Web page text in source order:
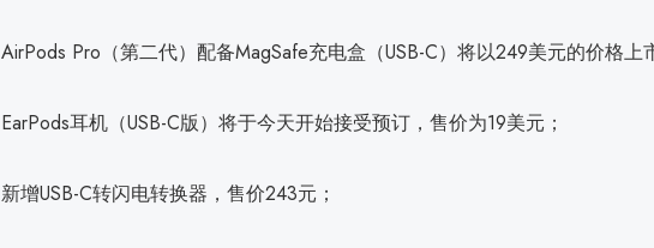
AirPods Pro（第二代）配备MagSafe充电盒（USB-C）将以249美元的价格上
EarPods耳机（USB-C版）将于今天开始接受预订，售价为19美元；
新增USB-C转闪电转换器，售价243元；